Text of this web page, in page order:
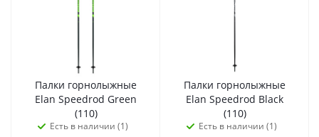
Палки горнолыжные
Elan Speedrod Green
(110)
Есть в наличии (1)
Палки горнолыжные
Elan Speedrod Black
(110)
Есть в наличии (1)